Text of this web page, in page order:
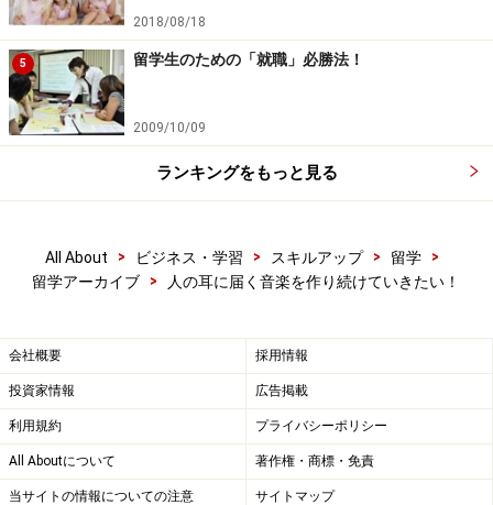
2018/08/18
5 留学生のための「就職」必勝法！
2009/10/09
ランキングをもっと見る
All About > ビジネス・学習 > スキルアップ > 留学
>
留学アーカイブ
> 人の耳に届く音楽を作り続けていきたい！
会社概要 採用情報
投資家情報 広告掲載
利用規約 プライバシーポリシー
All Aboutについて 著作権・商標・免責
当サイトの情報についての注意 サイトマップ